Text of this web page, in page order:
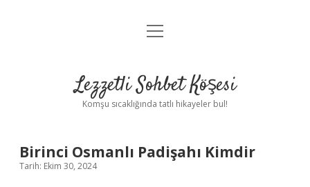
Anasayfa
Yasal Uyarı
menüyü
Lezzetli Sohbet Köşesi
Komşu sıcaklığında tatlı hikayeler bul!
Birinci Osmanlı Padişahı Kimdir
Tarih: Ekim 30, 2024